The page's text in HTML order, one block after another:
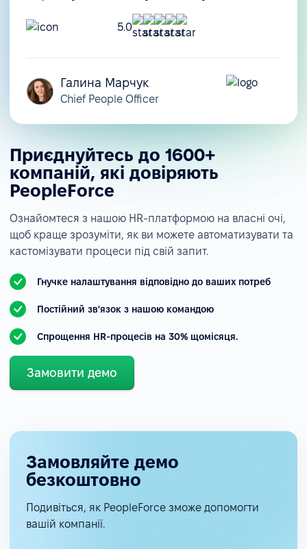
5.0
Галина Марчук
Chief People Officer
Приєднуйтесь до 1600+
компаній, які довіряють
PeopleForce
Ознайомтеся з нашою HR-платформою на власні очі,
щоб краще зрозуміти, як ви можете автоматизувати та
кастомізувати процеси під свій запит.
Гнучке налаштування відповідно до ваших потреб
Постійний зв'язок з нашою командою
Спрощення HR-процесів на 30% щомісяця.
Замовити демо
Замовляйте демо
безкоштовно
Подивіться, як PeopleForce зможе допомогти
вашій компанії.